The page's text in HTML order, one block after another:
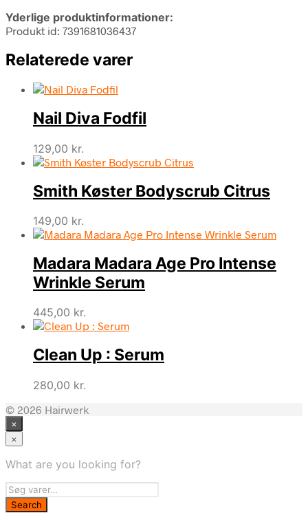
Yderlige produktinformationer:
Produkt id: 7391681036437
Relaterede varer
Nail Diva Fodfil
129,00 kr.
Smith Køster Bodyscrub Citrus
149,00 kr.
Madara Madara Age Pro Intense
Wrinkle Serum
445,00 kr.
Clean Up : Serum
280,00 kr.
© 2026 Hairwerk
×
×
What are you looking for?